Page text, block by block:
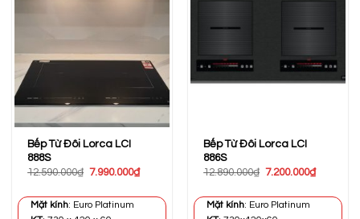
Bếp Từ Đôi Lorca LCI
888S
12.590.000₫ Giá
12.590.000₫.
7.990.000₫Giá
Mặt kính: Euro Platinum
Bếp Từ Đôi Lorca LCI
886S
12.890.000₫ Giá
12.890.000₫.
7.200.000₫Giá
Mặt kính: Euro Platinum